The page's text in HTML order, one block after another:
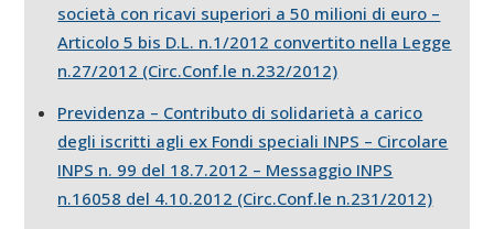
società con ricavi superiori a 50 milioni di euro –
Articolo 5 bis D.L. n.1/2012 convertito nella Legge
n.27/2012 (Circ.Conf.le n.232/2012)
Previdenza – Contributo di solidarietà a carico
degli iscritti agli ex Fondi speciali INPS – Circolare
INPS n. 99 del 18.7.2012 – Messaggio INPS
n.16058 del 4.10.2012 (Circ.Conf.le n.231/2012)